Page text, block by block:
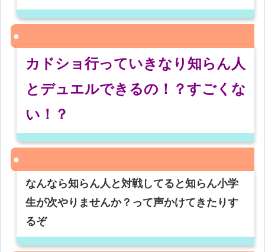
カドショ行っていきなり知らん人
とデュエルできるの！？すごくな
い！？
なんなら知らん人と対戦してると知らん小学
生が次やりませんか？って声かけてきたりす
るぞ